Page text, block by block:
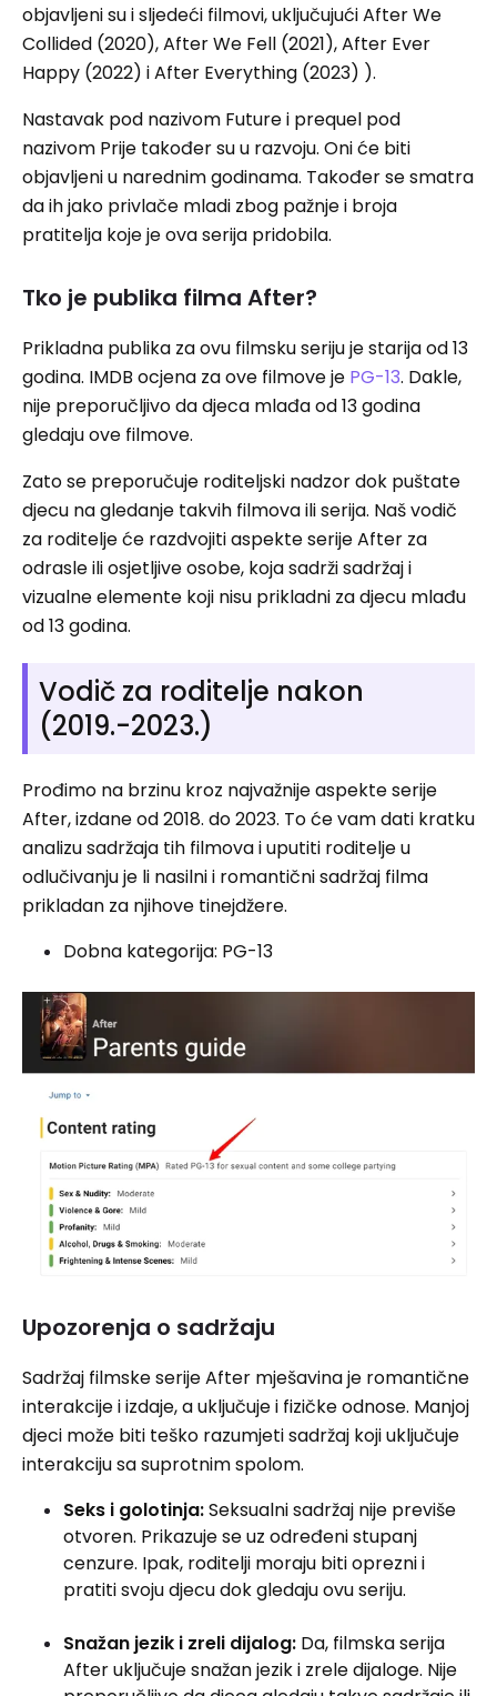
objavljeni su i sljedeći filmovi, uključujući After We
Collided (2020), After We Fell (2021), After Ever
Happy (2022) i After Everything (2023) ).
Nastavak pod nazivom Future i prequel pod
nazivom Prije također su u razvoju. Oni će biti
objavljeni u narednim godinama. Također se smatra
da ih jako privlače mladi zbog pažnje i broja
pratitelja koje je ova serija pridobila.
Tko je publika filma After?
Prikladna publika za ovu filmsku seriju je starija od 13
godina. IMDB ocjena za ove filmove je PG-13. Dakle,
nije preporučljivo da djeca mlađa od 13 godina
gledaju ove filmove.
Zato se preporučuje roditeljski nadzor dok puštate
djecu na gledanje takvih filmova ili serija. Naš vodič
za roditelje će razdvojiti aspekte serije After za
odrasle ili osjetljive osobe, koja sadrži sadržaj i
vizualne elemente koji nisu prikladni za djecu mlađu
od 13 godina.
Vodič za roditelje nakon
(2019.-2023.)
Prođimo na brzinu kroz najvažnije aspekte serije
After, izdane od 2018. do 2023. To će vam dati kratku
analizu sadržaja tih filmova i uputiti roditelje u
odlučivanju je li nasilni i romantični sadržaj filma
prikladan za njihove tinejdžere.
Dobna kategorija: PG-13
Upozorenja o sadržaju
Sadržaj filmske serije After mješavina je romantične
interakcije i izdaje, a uključuje i fizičke odnose. Manjoj
djeci može biti teško razumjeti sadržaj koji uključuje
interakciju sa suprotnim spolom.
Seks i golotinja:Seksualni sadržaj nije previše
otvoren. Prikazuje se uz određeni stupanj
cenzure. Ipak, roditelji moraju biti oprezni i
pratiti svoju djecu dok gledaju ovu seriju.
Snažan jezik i zreli dijalog: Da, filmska serija
After uključuje snažan jezik i zrele dijaloge. Nije